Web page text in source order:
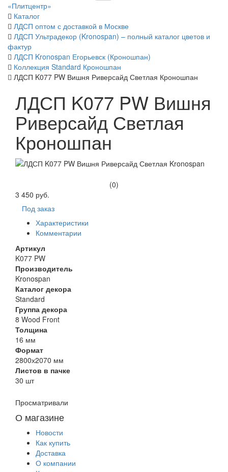
«Плитцентр»
Каталог
ЛДСП оптом с доставкой в Москве
ЛДСП Ультрадекор (Kronospan) – полный каталог цветов и
фактур
ЛДСП Kronospan Егорьевск (Кроношпан)
Коллекция Standard Кроношпан
ЛДСП K077 PW Вишня Риверсайд Светлая Кроношпан
ЛДСП K077 PW Вишня
Риверсайд Светлая
Кроношпан
(0)
3 450 руб.
Под заказ
Характеристики
Комментарии
Артикул
K077 PW
Производитель
Kronospan
Каталог декора
Standard
Группа декора
8 Wood Front
Толщина
16 мм
Формат
2800х2070 мм
Листов в пачке
30 шт
Просматривали
О магазине
Новости
Как купить
Доставка
О компании